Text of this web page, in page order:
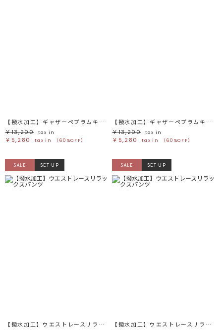
【撥水加工】ギャザーペプラムキャミソール
￥13,200
tax in
￥5,280 tax in （60%OFF）
【撥水加工】ギャザーペプラムキャミソール
￥13,200
tax in
￥5,280 tax in （60%OFF）
SALE SET UP
【撥水加工】ウエストレースリラックスパンツ
SALE SET UP
【撥水加工】ウエストレースリラックスパンツ